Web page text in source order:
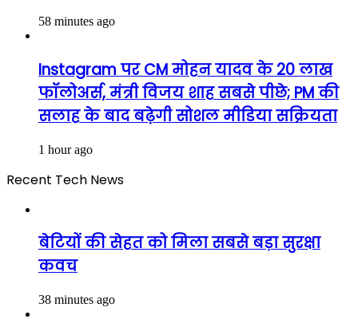
58 minutes ago
Instagram पर CM मोहन यादव के 20 लाख
फॉलोअर्स, मंत्री विजय शाह सबसे पीछे; PM की
सलाह के बाद बढ़ेगी सोशल मीडिया सक्रियता
1 hour ago
Recent Tech News
बेटियों की सेहत को मिला सबसे बड़ा सुरक्षा
कवच
38 minutes ago